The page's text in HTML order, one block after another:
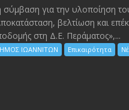
σύμβαση για την υλοποίηση
βελτίωση και
στη Δ.Ε. Περάματος»,...
ΙΩΑΝΝΙΤΩΝ Επικαιρότητα